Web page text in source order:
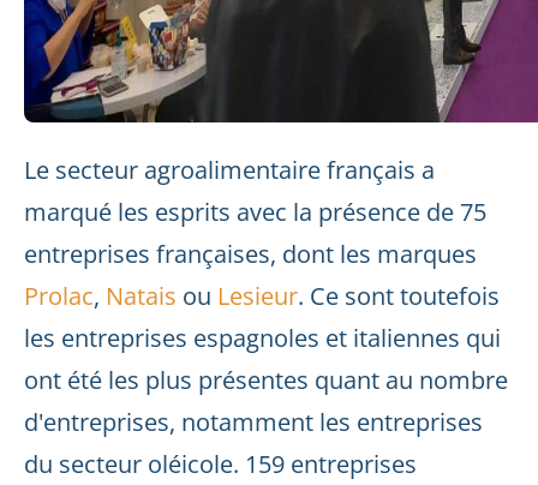
Le secteur agroalimentaire français a
marqué les esprits avec la présence de 75
entreprises françaises, dont les marques
Prolac, Natais ou Lesieur. Ce sont toutefois
les entreprises espagnoles et italiennes qui
ont été les plus présentes quant au nombre
d'entreprises, notamment les entreprises
du secteur oléicole. 159 entreprises